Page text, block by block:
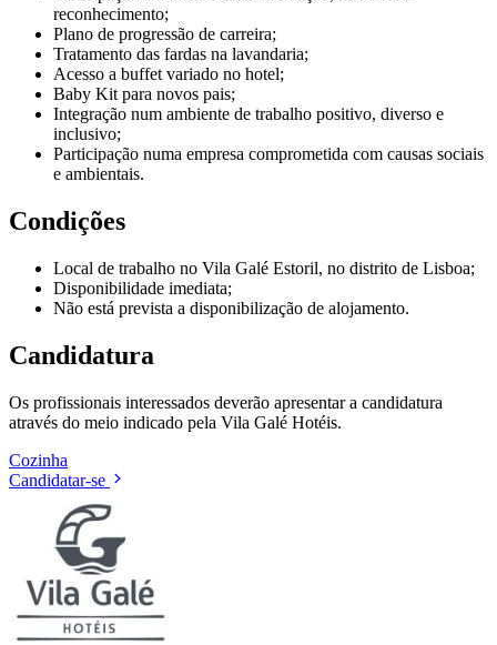
reconhecimento;
Plano de progressão de carreira;
Tratamento das fardas na lavandaria;
Acesso a buffet variado no hotel;
Baby Kit para novos pais;
Integração num ambiente de trabalho positivo, diverso e
inclusivo;
Participação numa empresa comprometida com causas sociais
e ambientais.
Condições
Local de trabalho no Vila Galé Estoril, no distrito de Lisboa;
Disponibilidade imediata;
Não está prevista a disponibilização de alojamento.
Candidatura
Os profissionais interessados deverão apresentar a candidatura
através do meio indicado pela Vila Galé Hotéis.
Cozinha
Candidatar-se